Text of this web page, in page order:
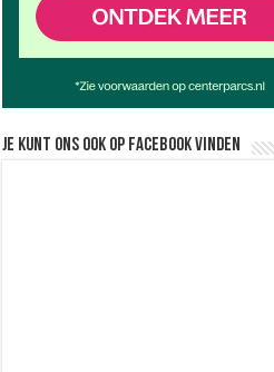
Je kunt ons ook op facebook vinden